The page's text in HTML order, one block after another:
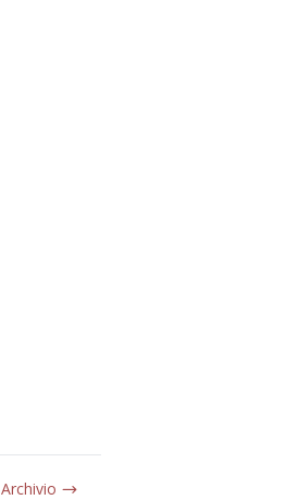
Archivio